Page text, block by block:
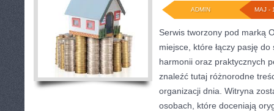
MAJ -
ADMIN
Serwis tworzony pod marką
miejsce, które łączy pasję
harmonii oraz praktycznych
znaleźć tutaj różnorodne
organizacji dnia. Witryna
osobach, które doceniają